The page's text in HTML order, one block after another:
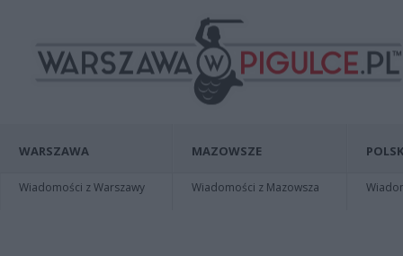
WARSZAWA
Wiadomości z Warszawy
MAZOWSZE
Wiadomości z Mazowsza